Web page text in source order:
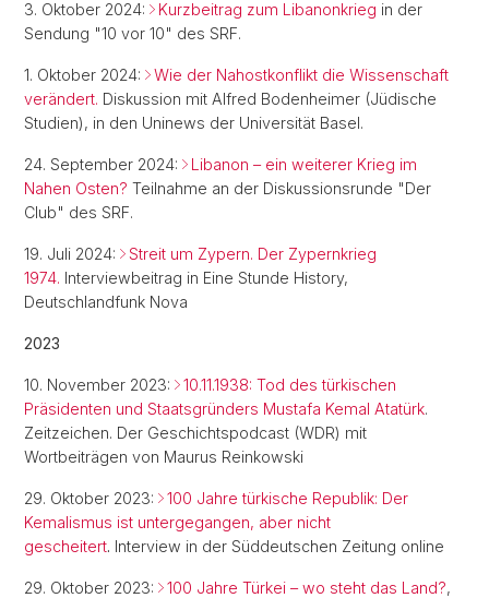
3. Oktober 2024: Kurzbeitrag zum Libanonkrieg in der
Sendung "10 vor 10" des SRF.
1. Oktober 2024:
Wie der Nahostkonflikt die Wissenschaft
verändert. Diskussion mit Alfred Bodenheimer (Jüdische
Studien), in den Uninews der Universität Basel.
24. September 2024:
Libanon – ein weiterer Krieg im
Nahen Osten? Teilnahme an der Diskussionsrunde "Der
Club" des SRF.
19. Juli 2024:
Streit um Zypern. Der Zypernkrieg
1974. Interviewbeitrag in Eine Stunde History,
Deutschlandfunk Nova
2023
10. November 2023:
10.11.1938: Tod des türkischen
Präsidenten und Staatsgründers Mustafa Kemal Atatürk.
Zeitzeichen. Der Geschichtspodcast (WDR) mit
Wortbeiträgen von Maurus Reinkowski
29. Oktober 2023:
100 Jahre türkische Republik: Der
Kemalismus ist untergegangen, aber nicht
gescheitert. Interview in der Süddeutschen Zeitung online
29. Oktober 2023: 100 Jahre Türkei – wo steht das Land?,